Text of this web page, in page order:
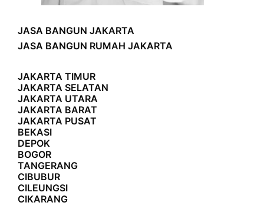
JASA BANGUN JAKARTA
JASA BANGUN RUMAH JAKARTA
JAKARTA TIMUR
JAKARTA SELATAN
JAKARTA UTARA
JAKARTA BARAT
JAKARTA PUSAT
BEKASI
DEPOK
BOGOR
TANGERANG
CIBUBUR
CILEUNGSI
CIKARANG